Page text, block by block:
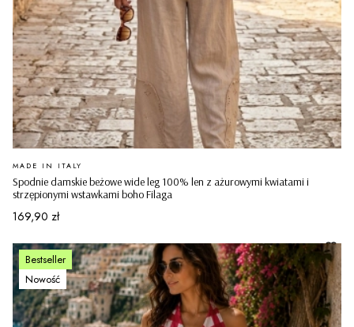
Spodnie damskie beżowe wide leg 100% len z ażurowymi kwiatami i
strzępionymi wstawkami boho Filaga
PRODUCENT
MADE IN ITALY
Cena
169,90 zł
Bestseller
Nowość